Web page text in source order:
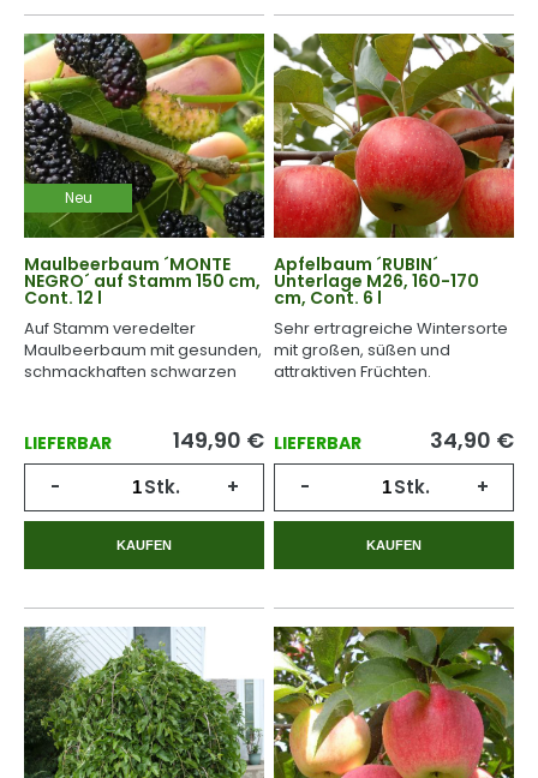
Neu
Maulbeerbaum ´MONTE
NEGRO´ auf Stamm 150 cm,
Cont. 12 l
Auf Stamm veredelter
Maulbeerbaum mit gesunden,
schmackhaften schwarzen
LIEFERBAR 149,90 €
- Stk. +
KAUFEN
Apfelbaum ´RUBIN´
Unterlage M26, 160-170
cm, Cont. 6 l
Sehr ertragreiche Wintersorte
mit großen, süßen und
attraktiven Früchten.
LIEFERBAR 34,90 €
- Stk. +
KAUFEN